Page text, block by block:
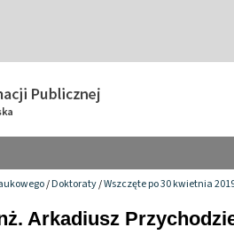
/Doktoraty/Wszczęte po 30 kwietnia
Arkadiusz